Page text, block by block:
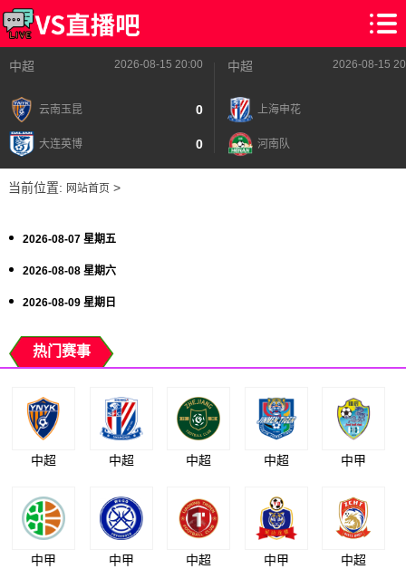
中超 2026-08-15 20:00
云南玉昆 0
大连英博 0
中超 2026-08-15
上海申花
河南队
当前位置: 网站首页>
2026-08-07 星期五
2026-08-08 星期六
2026-08-09 星期日
热门赛事
中超 中超 中超 中超 中甲
中甲 中甲 中超 中甲 中超